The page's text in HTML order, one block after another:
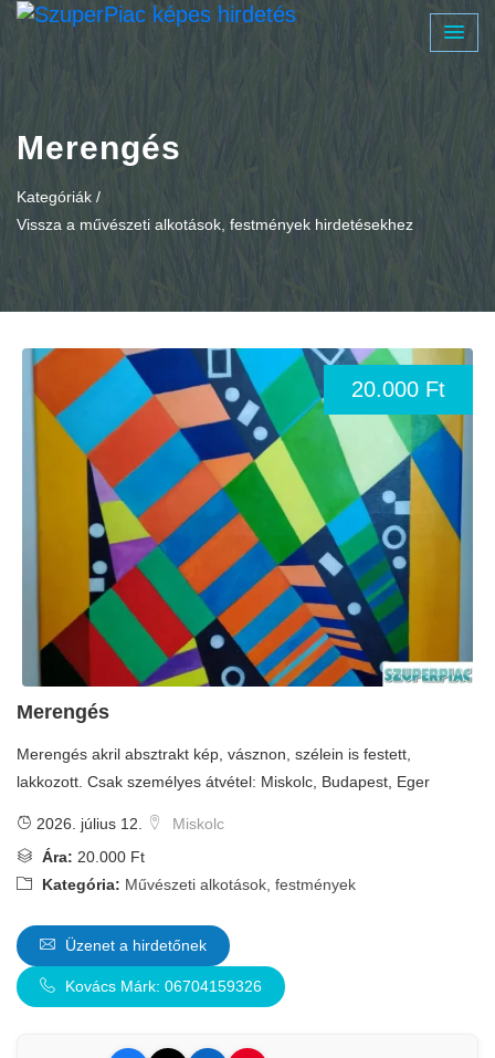
Merengés
Kategóriák /
Vissza a művészeti alkotások, festmények hirdetésekhez
20.000 Ft
Merengés
Merengés akril absztrakt kép, vásznon, szélein is festett,
lakkozott. Csak személyes átvétel: Miskolc, Budapest, Eger
2026. július 12.
Miskolc
Ára: 20.000 Ft
Kategória: Művészeti alkotások, festmények
Üzenet a hirdetőnek
Kovács Márk: 06704159326